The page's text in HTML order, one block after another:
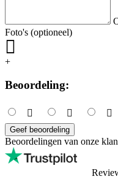
Foto's (optioneel)
+
Beoordeling:
Geef beoordeling
Beoordelingen van onze